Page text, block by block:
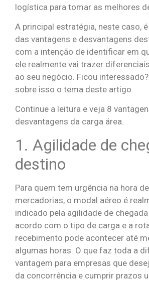
logística para tomar as melhores
A principal estratégia, neste caso,
das vantagens e desvantagens
com a intenção de identificar em
ele realmente vai trazer
ao seu negócio. Ficou
sobre isso o tema deste artigo.
Continue a leitura e veja 8
desvantagens da carga área.
1. Agilidade de
destino
Para quem tem urgência na hora
mercadorias, o modal aéreo é
indicado pela agilidade de
acordo com o tipo de carga e a
recebimento pode acontecer até
algumas horas. O que faz toda a
vantagem para empresas que
da concorrência e cumprir prazos